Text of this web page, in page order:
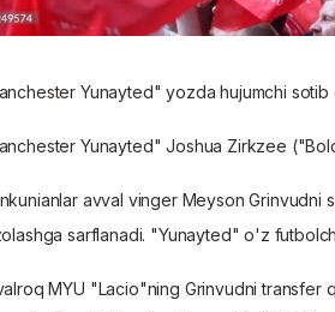
Yunayted"yozdahujumchi
Yunayted" Joshua Zirkzee
avval vinger Meyson Grinvudni
sarflanadi. "Yunayted" o'z
MYU "Lacio"ning Grinvudni transfer